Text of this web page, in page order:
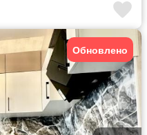
Обновлено